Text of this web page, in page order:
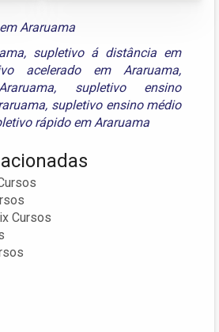
Araruama
, supletivo á distância em
acelerado em Araruama,
, supletivo ensino
, supletivo ensino médio
rápido em Araruama
Cursos